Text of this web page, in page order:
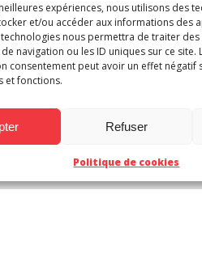
expériences, nous utilisons des
et/ou accéder aux informations des
nous permettra de traiter
navigation ou les ID uniques sur ce site.
consentement peut avoir un effet négatif
et fonctions.
Refuser
Politique de cookies